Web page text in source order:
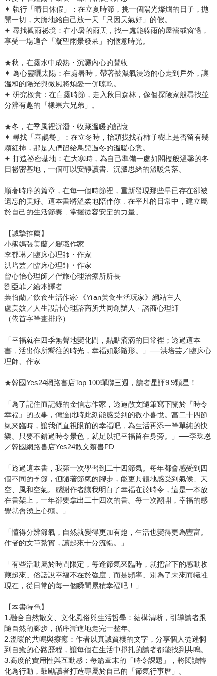
✦ 執行「晴日休假」：在立夏時節，挑一個陽光燦爛的日子，拋
開一切，大膽地給自己放一天「只因天氣好」的假。
✦ 尋找觀雨祕境：在小暑的雨天，找一處能躲雨的屋簷或窗邊，
享受一場適合「凝望雨景發呆」的愜意時光。
★秋，在露水中成熟・沉澱內心的豐收
✦ 為心靈曬太陽：在處暑時，帶著被濕氣浸透的心走到戶外，讓
溫和的陽光與微風將煩憂一併晾乾。
✦ 研究橡實：在白露時節，走入秋日森林，像個探險家般尋找並
分辨有趣的「橡果六兄弟」。
★冬，在季風裡沉潛・收藏溫暖的記憶
✦ 尋找「喜鵲餐」：在立冬時，抬頭找找看柿子樹上是否留有幾
顆紅柿，那是人們留給鳥兒過冬的溫暖心意。
✦ 打造祕密基地：在大寒時，為自己準備一處如閣樓般溫馨的冬
日祕密基地，一個可以安靜讀書、沉澱思緒的溫暖角落。
順著時序的篇章，在每一個時節裡，重新發現那些早已存在卻被
遺忘的美好。這本書將溫柔地陪伴你，在平凡的日常中，建立屬
於自己的生活節奏，掌握從容安定的力量。
【誠摯推薦】
小熊媽張美蘭／親職作家
李郁琳／臨床心理師・作家
洪培芸／臨床心理師・作家
曾心怡心理師／伴旅心理治療所所長
劉亞菲／繪本譯者
葉怡蘭／飲食生活作家‧《Yilan美食生活玩家》網站主人
盧美妏／人生設計心理諮商所共同創辦人・諮商心理師
（依首字筆畫排序）
「幸福就在四季無聲地變化間，點點滴滴的日常裡；透過這本
書，活出你所嚮往的時光，幸福如影隨形。」──洪培芸／臨床心
理師、作家
★韓國Yes24網路書店Top 100蟬聯三週，讀者星評9.9顆星！
「為了記住而記錄的金信志作家，透過散文隨筆寫下關於『時令
幸福』的故事，傳達此時此刻能感受到的微小喜悅。當二十四節
氣來臨時，讓我們直視眼前的幸福吧，為生活再添一筆單純的快
樂。只要不錯過時令景色，就足以把幸福留在身旁。」──李珠恩
／韓國網路書店Yes24散文類書PD
「透過這本書，我第一次學習到二十四節氣。每年都會感受到四
個不同的季節，但隨著節氣的腳步，能更具體地感受到氣候、天
空、風和空氣。感謝作者讓我明白了幸福在於時令，這是一本放
在書架上，一年卻要拿出二十四次的書。每一次翻開，幸福的感
覺就會湧上心頭。」
「懂得分辨節氣，自然就變得更加有趣，生活也變得更為豐富。
作者的文筆紮實，讀起來十分流暢。」
「有些活動屬於時間限定，每逢節氣來臨時，就把當下的感動收
藏起來。俗話說幸福不在於強度，而是頻率。別為了未來而犧牲
現在，從日常的每一個瞬間累積幸福吧！」
【本書特色】
1.融合自然散文、文化風俗與生活哲學：結構清晰，引導讀者跟
隨自然的腳步，循序漸進地走完一整年。
2.溫暖的共鳴與療癒：作者以真誠質樸的文字，分享個人從迷惘
到自癒的心路歷程，讓每個在生活中掙扎的讀者都能找到共鳴。
3.高度的實用性與互動感：每篇章末的「時令課題」，將閱讀轉
化為行動，鼓勵讀者打造專屬於自己的「節氣行事曆」。